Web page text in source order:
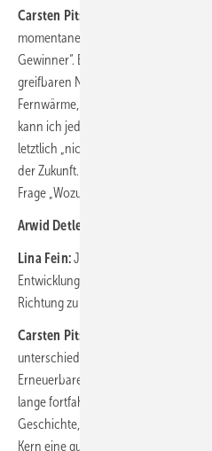
Carsten Pitschke:
momentanen Phase der
Gewinner“. Bei uns verbindet sich
greifbaren Nähe: Ob die
Fernwärme, die wachsende
kann ich jeden Tag sehen und
letztlich „nicht ohne mich“. Ich wirke
der Zukunft. Auch wenn es mal
Frage „Wozu das alles?“ musste ich
Arwid Detlefs:
Lina Fein:Ja, und um das Gefühl für
Entwicklungen steuern, um die Welt
Richtung zu bewegen.
Carsten Pitschke:
unterschiedlichen Elementen eine
Erneuerbare, Netzstabilität, neue
lange fortfahren: All das und noch
Geschichte, die Lust machen soll, an
Kern eine gute Arbeitgebermarke aus: